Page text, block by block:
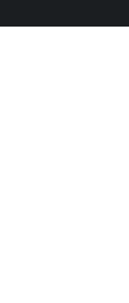
Inhalt